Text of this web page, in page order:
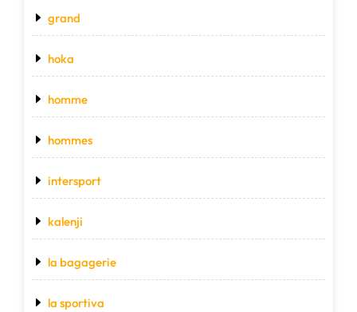
grand
hoka
homme
hommes
intersport
kalenji
la bagagerie
la sportiva